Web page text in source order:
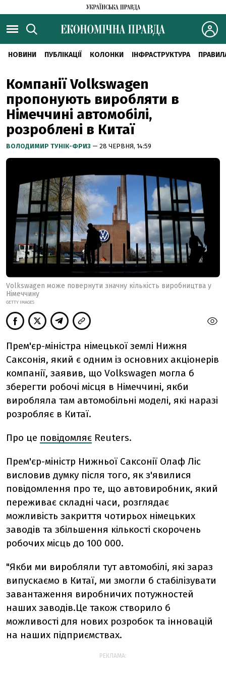
НОВИНИ ПУБЛІКАЦІЇ КОЛОНКИ ІНФРАСТРУКТУРА
Компанії Volkswagen
пропонують виробляти в
Німеччині автомобілі,
розроблені в Китаї
ВОЛОДИМИР ТУНІК-ФРИЗ — 28 ЧЕРВНЯ, 14:59
Volkswagen може повернути значну кількість виробництва у
Німеччину
GETTY IMAGES
Прем'єр-міністра німецької землі Нижня
Саксонія, який є одним із основних акціонерів
компанії, заявив, що Volkswagen могла б
зберегти робочі місця в Німеччині, якби
виробляла там автомобільні моделі, які наразі
розробляє в Китаї.
Про це повідомляє Reuters.
Прем'єр-міністр Нижньої Саксонії Олаф Ліс
висловив думку після того, як з'явилися
повідомлення про те, що автовиробник, який
переживає складні часи, розглядає
можливість закриття чотирьох німецьких
заводів та збільшення кількості скорочень
робочих місць до 100 000.
"Якби ми виробляли тут автомобілі, які зараз
випускаємо в Китаї, ми змогли б стабілізувати
завантаження виробничих потужностей
наших заводів.Це також створило б
можливості для нових розробок та інновацій
на наших підприємствах.
РЕКЛАМА: